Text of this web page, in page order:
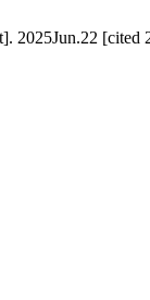
2025Jun.22 [cited